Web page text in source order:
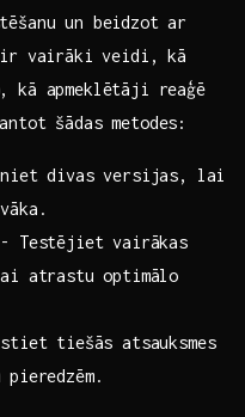
un beidzot ar
vairāki veidi, kā
apmeklētāji reaģē
šādas metodes:
divas versijas, lai
​- Testējiet vairākas
atrastu optimālo
tiešās atsauksmes